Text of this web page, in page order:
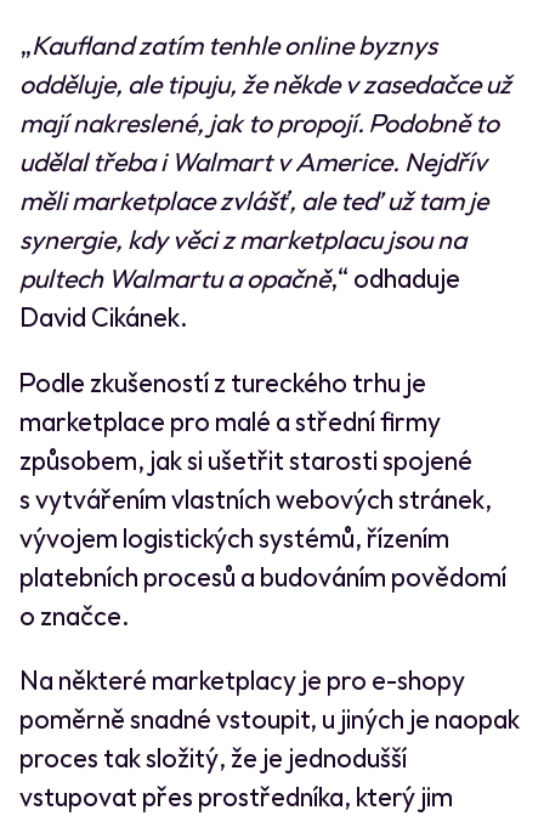
„Kaufland zatím tenhle online byznys
odděluje, ale tipuju, že někde v zasedačce už
mají nakreslené, jak to propojí. Podobně to
udělal třeba i Walmart v Americe. Nejdřív
měli marketplace zvlášť, ale teď už tam je
synergie, kdy věci z marketplacu jsou na
pultech Walmartu a opačně,“ odhaduje
David Cikánek.
Podle zkušeností z tureckého trhu je
marketplace pro malé a střední firmy
způsobem, jak si ušetřit starosti spojené
s vytvářením vlastních webových stránek,
vývojem logistických systémů, řízením
platebních procesů a budováním povědomí
o značce.
Na některé marketplacy je pro e-shopy
poměrně snadné vstoupit, u jiných je naopak
proces tak složitý, že je jednodušší
vstupovat přes prostředníka, který jim